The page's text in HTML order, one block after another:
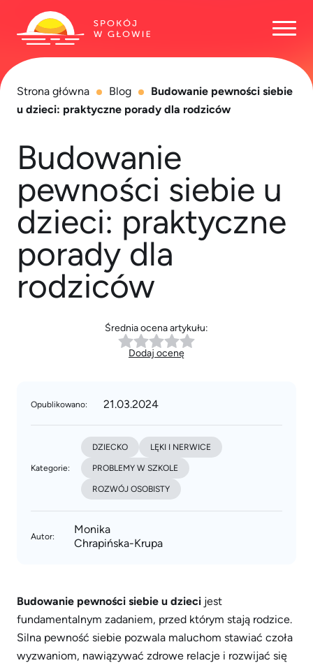
Strona główna Blog
Budowanie pewności siebie
u dzieci: praktyczne porady dla rodziców
Budowanie
pewności siebie u
dzieci: praktyczne
porady dla
rodziców
Średnia ocena artykułu:
Dodaj ocenę
Autor:
Monika
Chrapińska-Krupa
Opublikowano: 21.03.2024
Kategorie:
DZIECKO LĘKI I NERWICE
PROBLEMY W SZKOLE
ROZWÓJ OSOBISTY
Budowanie pewności siebie u dzieci jest
fundamentalnym zadaniem, przed którym stają rodzice.
Silna pewność siebie pozwala maluchom stawiać czoła
wyzwaniom, nawiązywać zdrowe relacje i rozwijać się